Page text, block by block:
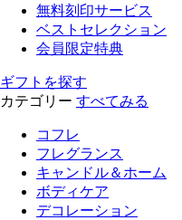
無料刻印サービス
ベストセレクション
会員限定特典
ギフトを探す
カテゴリー すべてみる
コフレ
フレグランス
キャンドル＆ホーム
ボディケア
デコレーション